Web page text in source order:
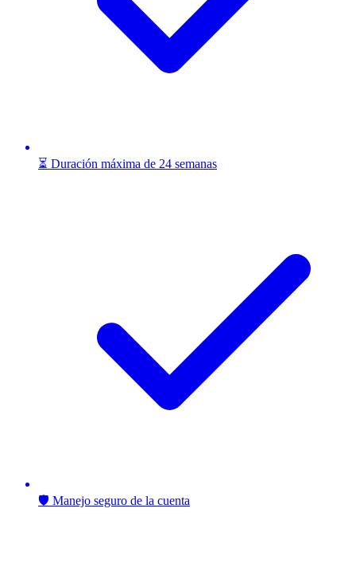
⏳ Duración máxima de 24 semanas
🛡️ Manejo seguro de la cuenta